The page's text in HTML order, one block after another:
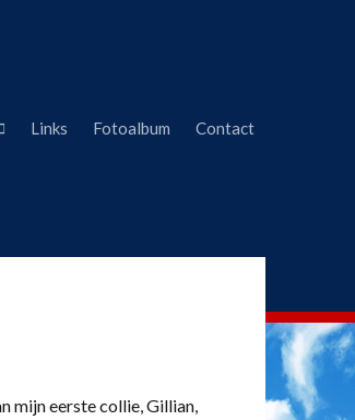
Links Fotoalbum Contact
mijn eerste collie, Gillian,